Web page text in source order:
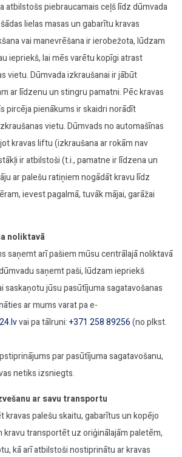
atbilstošs piebraucamais ceļš līdz dūmvada
lielas masas un gabarītu kravas
vai manevrēšana ir ierobežota, lūdzam
iepriekš, lai mēs varētu kopīgi atrast
vietu. Dūmvada izkraušanai ir jābūt
ar līdzenu un stingru pamatni. Pēc kravas
pircēja pienākums ir skaidri norādīt
vietu. Dūmvads no automašīnas
kravas liftu (izkraušana ar rokām nav
ir atbilstoši (t.i., pamatne ir līdzena un
ar palešu ratiņiem nogādāt kravu līdz
ievest pagalmā, tuvāk mājai, garāžai
noliktavā
saņemt arī pašiem mūsu centrālajā noliktavā
saņemt paši, lūdzam iepriekš
saskaņotu jūsu pasūtījuma sagatavošanas
ar mums varat pa e-
vai pa tālruni:+371 258 89256(no plkst.
par pasūtījuma sagatavošanu,
netiks izsniegts.
ar savu transportu
palešu skaitu, gabarītus un kopējo
kravu transportēt uz oriģinālajām paletēm,
kā arī atbilstoši nostiprinātu ar kravas